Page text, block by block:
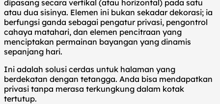
dipasang secara vertikal (atau horizontal) pada satu
atau dua sisinya. Elemen ini bukan sekadar dekorasi; ia
berfungsi ganda sebagai pengatur privasi, pengontrol
cahaya matahari, dan elemen pencitraan yang
menciptakan permainan bayangan yang dinamis
sepanjang hari.
Ini adalah solusi cerdas untuk halaman yang
berdekatan dengan tetangga. Anda bisa mendapatkan
privasi tanpa merasa terkungkung dalam kotak
tertutup.